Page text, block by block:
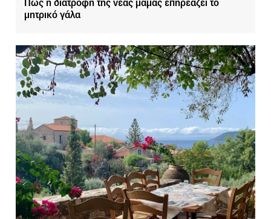
Πώς η διατροφή της νέας μαμάς επηρεάζει το
μητρικό γάλα